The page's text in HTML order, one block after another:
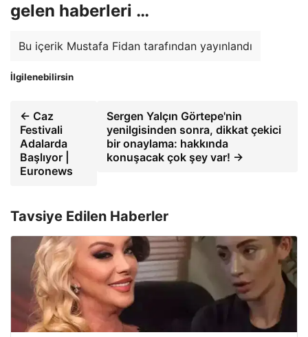
gelen haberleri …
Bu içerik Mustafa Fidan tarafından yayınlandı
İlgilenebilirsin
← Caz
Festivali
Adalarda
Başlıyor |
Euronews
Sergen Yalçın Görtepe'nin
yenilgisinden sonra, dikkat çekici
bir onaylama: hakkında
konuşacak çok şey var! →
Tavsiye Edilen Haberler